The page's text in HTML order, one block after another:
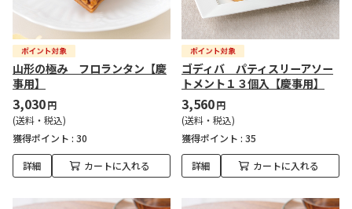
山形の極み フロランタン【慶
事用】
3,030円
(送料・税込)
獲得ポイント : 30
詳細 カートに入れる
ゴディバ パティスリーアソー
トメント１３個入【慶事用】
3,560円
(送料・税込)
獲得ポイント : 35
詳細 カートに入れる